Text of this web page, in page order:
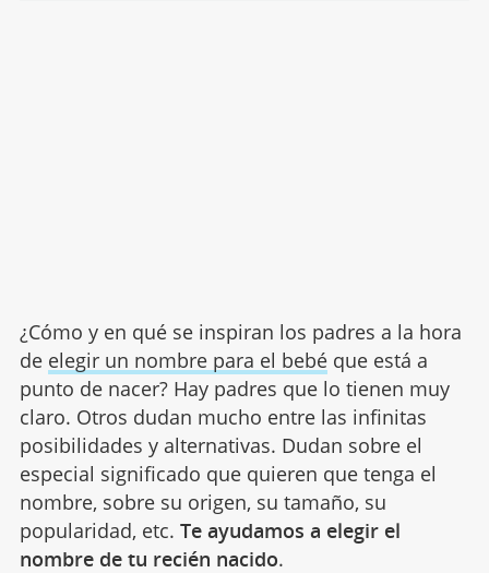
¿Cómo y en qué se inspiran los padres a la hora
de elegir un nombre para el bebéque está a
punto de nacer? Hay padres que lo tienen muy
claro. Otros dudan mucho entre las infinitas
posibilidades y alternativas. Dudan sobre el
especial significado que quieren que tenga el
nombre, sobre su origen, su tamaño, su
popularidad, etc. Te ayudamos a elegir el
nombre de tu recién nacido.